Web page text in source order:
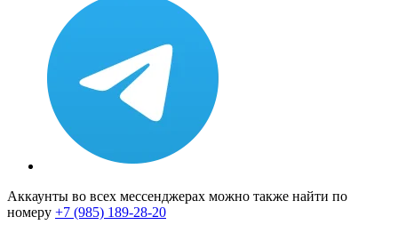
Аккаунты во всех мессенджерах можно также найти по
номеру +7 (985) 189-28-20